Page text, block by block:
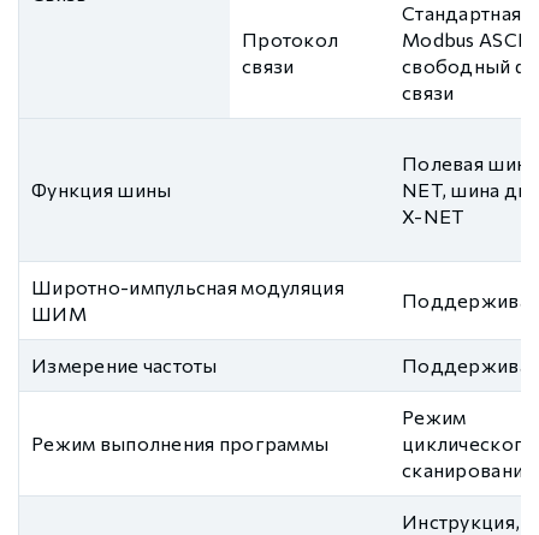
Протокол
связи
Стандартная
Modbus
свободный
связи
Функция шины
Полевая
NET, шина
X-NET
Широтно-импульсная модуляция
ШИМ
Измерение частоты
Режим выполнения программы
Режим
циклического
сканирования
Инструкция,